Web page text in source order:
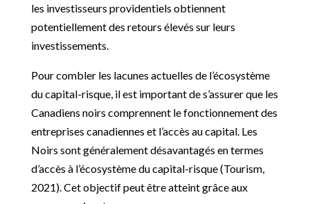
les investisseurs providentiels obtiennent
potentiellement des retours élevés sur leurs
investissements.
Pour combler les lacunes actuelles de l’écosystème
du capital-risque, il est important de s’assurer que les
Canadiens noirs comprennent le fonctionnement des
entreprises canadiennes et l’accès au capital. Les
Noirs sont généralement désavantagés en termes
d’accès à l’écosystème du capital-risque (Tourism,
2021). Cet objectif peut être atteint grâce aux